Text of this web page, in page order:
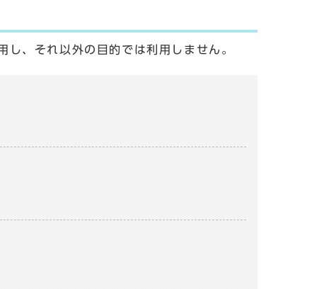
、それ以外の目的では利用しません。